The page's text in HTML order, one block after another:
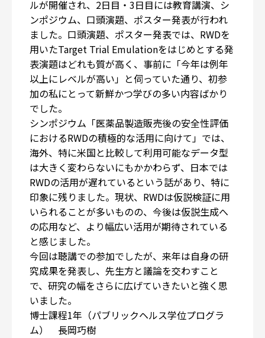
ルが開催され、2日目・3日目には教育講演、シ
ンポジウム、口頭演題、ポスター発表が行われ
ました。口頭演題、ポスター発表では、RWDを
用いたTarget Trial Emulationをはじめとする発
表演題はどれも質が高く、事前に「今年は例年
以上にレベルが高い」と伺っていた通り、初参
加の私にとって新鮮かつ学びの多い内容ばかり
でした。
シンポジウム「医薬品製造販売後の安全性評価
におけるRWDの積極的な活用に向けて」では、
海外、特に米国と比較して利用可能なデータ型
は大きく変わらないにもかかわらず、日本では
RWDの活用が遅れているという話があり、特に
印象に残りました。現状、RWDは仮説検証に用
いられることが多いものの、今後は仮説生成へ
の応用など、より幅広い活用が期待されている
と感じました。
今回は聴講での参加でしたが、来年は自身の研
究成果を発表し、先生方と議論を交わすこと
で、研究の幅をさらに広げていきたいと強く思
いました。
博士課程1年（パブリックヘルス学位プログラ
ム） 長岡巧樹